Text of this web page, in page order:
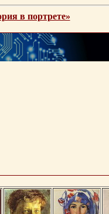
в портрете»